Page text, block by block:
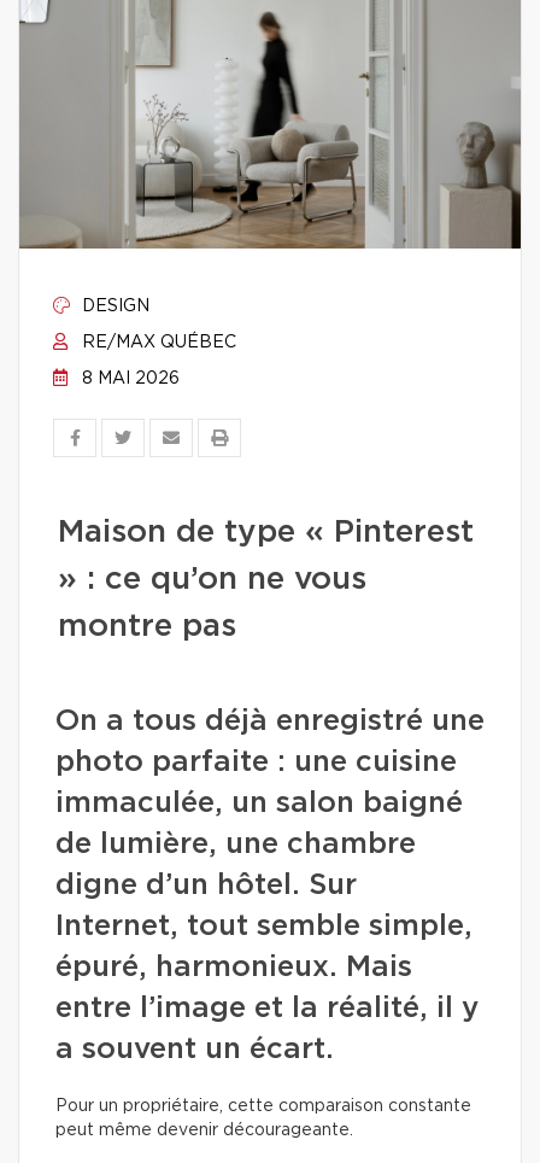
DESIGN
RE/MAX QUÉBEC
8 MAI 2026
Maison de type « Pinterest
» : ce qu’on ne vous
montre pas
On a tous déjà enregistré une
photo parfaite : une cuisine
immaculée, un salon baigné
de lumière, une chambre
digne d’un hôtel. Sur
Internet, tout semble simple,
épuré, harmonieux. Mais
entre l’image et la réalité, il y
a souvent un écart.
Pour un propriétaire, cette comparaison constante
peut même devenir décourageante.